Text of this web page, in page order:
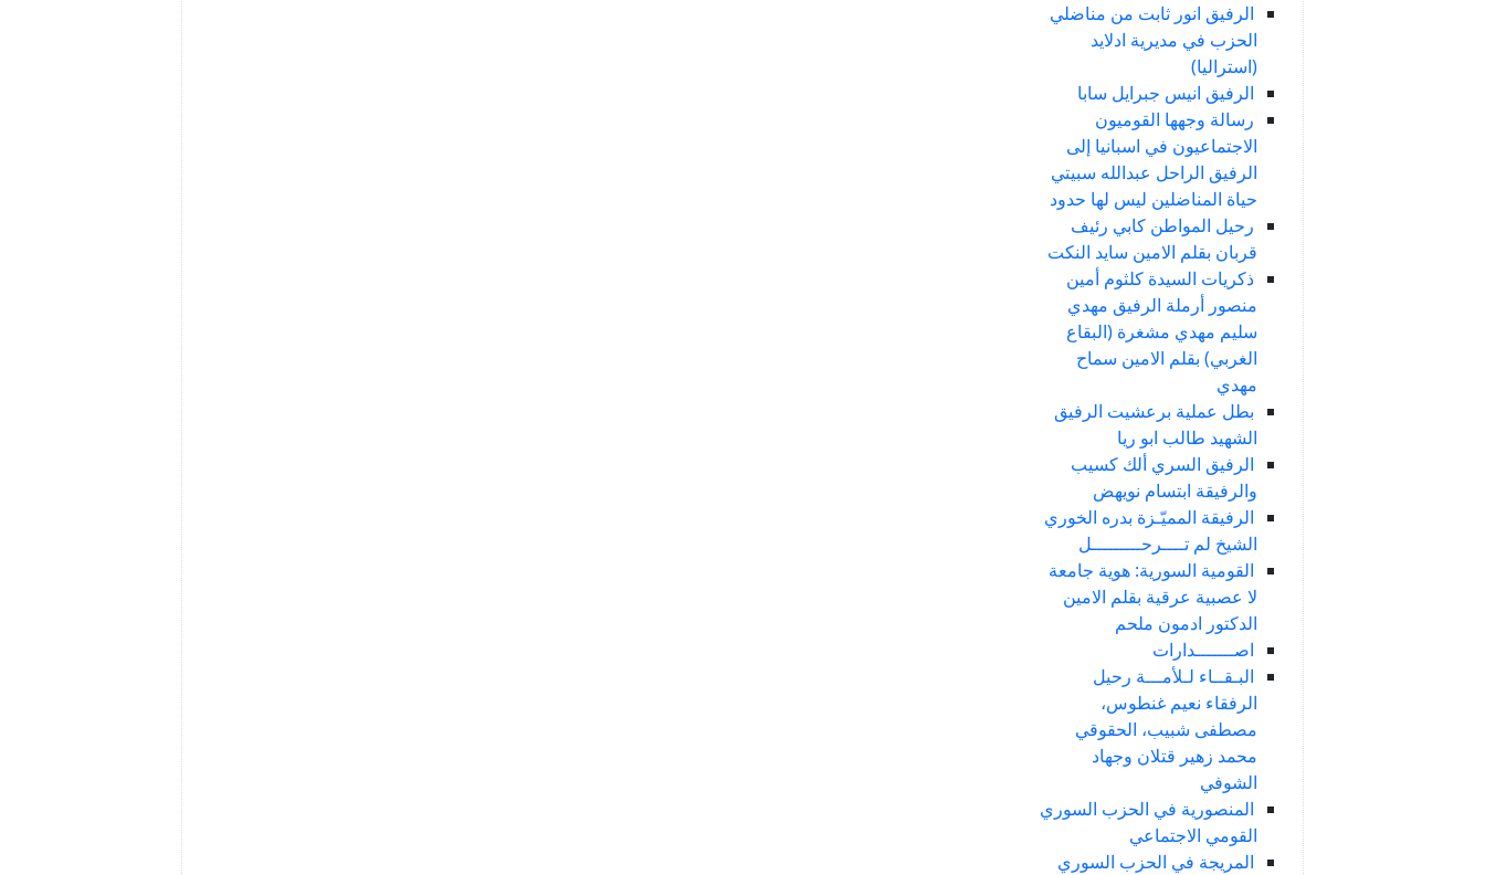
الرفيق انور ثابت من مناضلي
الحزب في مديرية ادلايد
(استراليا)
الرفيق انيس جبرايل سابا
رسالة وجهها القوميون
الاجتماعيون في اسبانيا إلى
الرفيق الراحل عبدالله سبيتي
حياة المناضلين ليس لها حدود
رحيل المواطن كابي رئيف
قربان بقلم الامين سايد النكت
ذكريات السيدة كلثوم أمين
منصور أرملة الرفيق مهدي
سليم مهدي مشغرة (البقاع
الغربي) بقلم الامين سماح
مهدي
بطل عملية برعشيت الرفيق
الشهيد طالب ابو ريا
الرفيق السري ألك كسيب
والرفيقة ابتسام نويهض
الرفيقة المميّـزة بدره الخوري
الشيخ لم تــــرحـــــــــل
القومية السورية: هوية جامعة
لا عصبية عرقية بقلم الامين
الدكتور ادمون ملحم
اصـــــــدارات
البـقــاء لـلأمـــة رحيل
الرفقاء نعيم غنطوس،
مصطفى شبيب، الحقوقي
محمد زهير قتلان وجهاد
الشوفي
المنصورية في الحزب السوري
القومي الاجتماعي
المريجة في الحزب السوري